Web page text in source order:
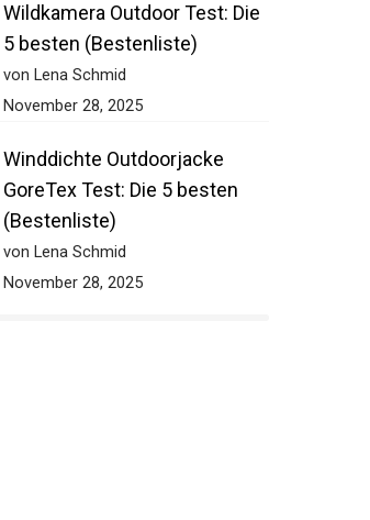
Wildkamera Outdoor Test: Die
5 besten (Bestenliste)
von Lena Schmid
November 28, 2025
Winddichte Outdoorjacke
GoreTex Test: Die 5 besten
(Bestenliste)
von Lena Schmid
November 28, 2025